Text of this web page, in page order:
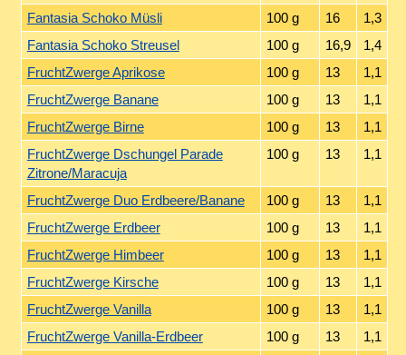
Fantasia Schoko Müsli
100 g 16
1,3
Fantasia Schoko Streusel
100 g 16,9
1,4
FruchtZwerge Aprikose
100 g 13
1,1
FruchtZwerge Banane
100 g 13
1,1
FruchtZwerge Birne
100 g 13
1,1
FruchtZwerge Dschungel Parade
Zitrone/Maracuja
100 g 13 1,1
FruchtZwerge Duo Erdbeere/Banane 100 g 13
1,1
FruchtZwerge Erdbeer
100 g 13
1,1
FruchtZwerge Himbeer
100 g 13
1,1
FruchtZwerge Kirsche
100 g 13
1,1
FruchtZwerge Vanilla
100 g 13
1,1
FruchtZwerge Vanilla-Erdbeer
100 g 13
1,1